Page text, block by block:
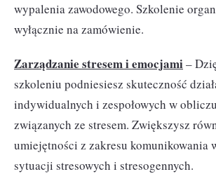
wypalenia zawodowego. Szkolenie
wyłącznie na zamówienie.
Zarządzanie stresem i emocjami–
szkoleniu podniesiesz skuteczność
indywidualnych i zespołowych w
związanych ze stresem. Zwiększysz
umiejętności z zakresu komunikowania
sytuacji stresowych i stresogennych.